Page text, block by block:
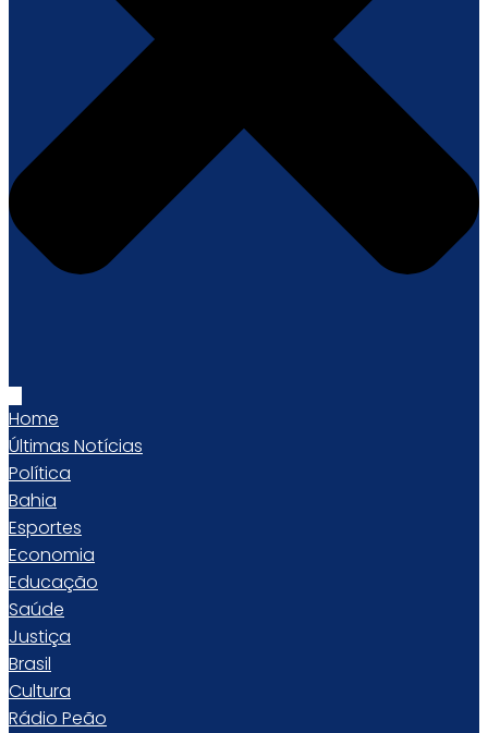
Home
Últimas Notícias
Política
Bahia
Esportes
Economia
Educação
Saúde
Justiça
Brasil
Cultura
Rádio Peão